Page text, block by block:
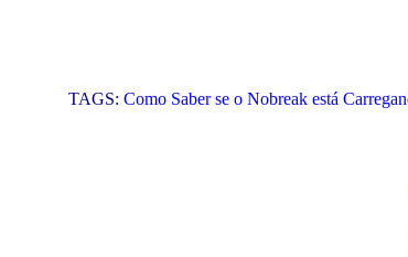
TAGS: Como Saber se o Nobreak está